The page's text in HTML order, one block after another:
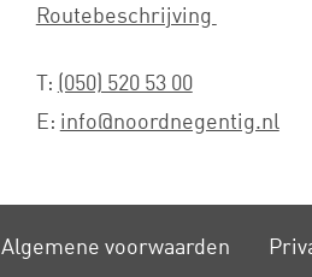
Routebeschrijving
T: (050) 520 53 00
E: info@noordnegentig.nl
Algemene voorwaarden